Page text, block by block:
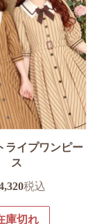
ライプワンピー
ス
税込
庫切れ